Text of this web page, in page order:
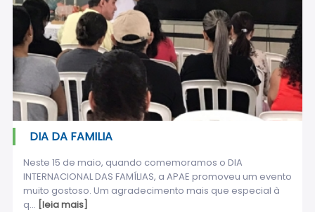
DIA DA FAMILIA
Neste 15 de maio, quando comemoramos o DIA
INTERNACIONAL DAS FAMÍLIAS, a APAE promoveu um evento
muito gostoso. Um agradecimento mais que especial à
q... [leia mais]